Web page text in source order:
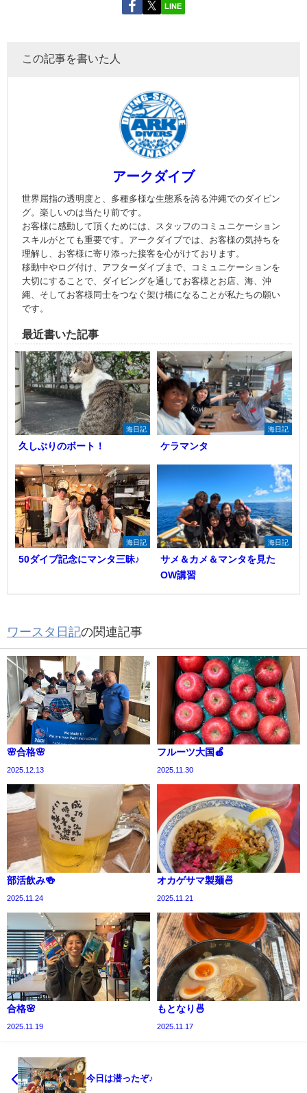
LINE
この記事を書いた人
アークダイブ
世界屈指の透明度と、多種多様な生態系を誇る沖縄でのダイビン
グ。楽しいのは当たり前です。
お客様に感動して頂くためには、スタッフのコミュニケーション
スキルがとても重要です。アークダイブでは、お客様の気持ちを
理解し、お客様に寄り添った接客を心がけております。
移動中やログ付け、アフターダイブまで、コミュニケーションを
大切にすることで、ダイビングを通してお客様とお店、海、沖
縄、そしてお客様同士をつなぐ架け橋になることが私たちの願い
です。
最近書いた記事
海日記
久しぶりのボート！
海日記
ケラマンタ
海日記
50ダイブ記念にマンタ三昧♪
海日記
サメ＆カメ＆マンタを見た
OW講習
ワースタ日記の関連記事
🌸合格🌸
2025.12.13
フルーツ大国🍎
2025.11.30
部活飲み🍻
2025.11.24
オカゲサマ製麺🍜
2025.11.21
合格🌸
2025.11.19
もとなり🍜
2025.11.17
今日は潜ったぞ♪